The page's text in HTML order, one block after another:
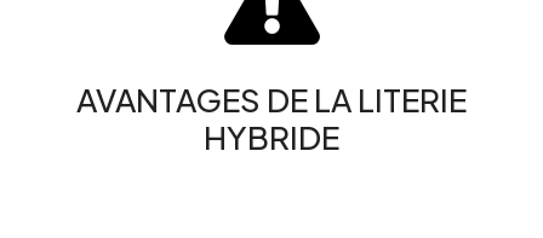
AVANTAGES DE LA LITERIE
HYBRIDE